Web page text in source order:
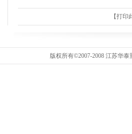
【打印
版权所有©2007-2008 江苏华